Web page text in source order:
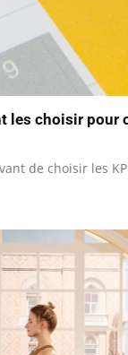
les choisir pour
de choisir les